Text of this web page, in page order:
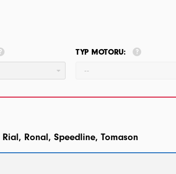
TYP MOTORU:
--
Ronal, Speedline, Tomason